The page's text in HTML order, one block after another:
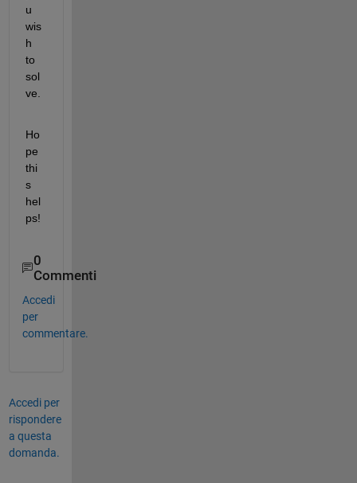
u
wis
h
to
sol
ve.
Ho
pe
thi
s
hel
ps!
0
Commenti
Accedi
per
commentare.
Accedi per
rispondere
a questa
domanda.